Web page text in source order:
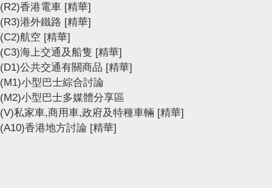
(R2)香港電車 [精華]
(R3)港外鐵路 [精華]
(C2)航空 [精華]
(C3)海上交通及船隻 [精華]
(D1)公共交通有關商品 [精華]
(M1)小型巴士綜合討論
(M2)小型巴士多媒體分享區
(V)私家車,商用車,政府及特種車輛 [精華]
(A10)香港地方討論 [精華]